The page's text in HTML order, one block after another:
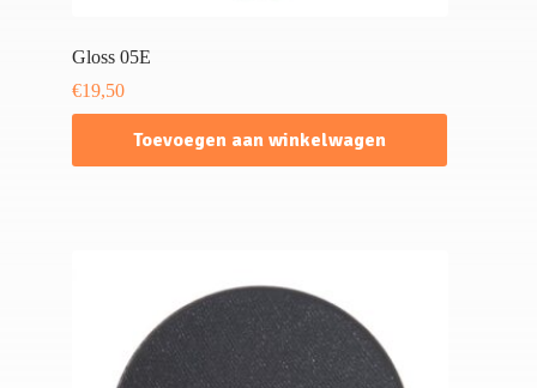
Gloss 05E
€19,50
Toevoegen aan winkelwagen